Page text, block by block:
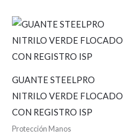
GUANTE STEELPRO
NITRILO VERDE FLOCADO
CON REGISTRO ISP
Protección Manos